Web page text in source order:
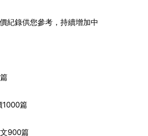
紀錄供您參考，持續增加中
1000篇
900篇